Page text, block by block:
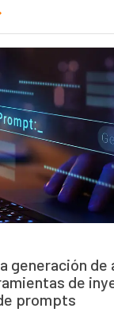
generación de
de
prompts